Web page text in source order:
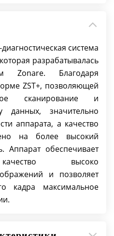
однородность
области интереса при
настройки
скорости звука:
данных для
скорости звука с
визуального ряда
для
обработки канальных
картинки;
информации
система
разрабатывалась
Zonare. Благодаря
ZST+, позволяющей
сканирование и
данных, значительно
аппарата, а качество
на более высокий
Аппарат обеспечивает
высоко
и позволяет
кадра максимальное